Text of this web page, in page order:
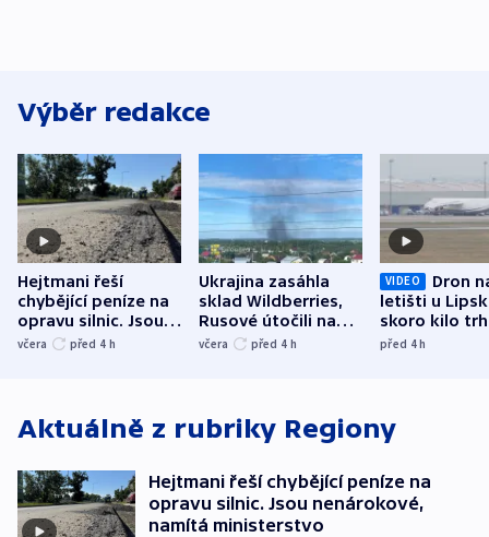
Výběr redakce
Hejtmani řeší
chybějící peníze na
opravu silnic. Jsou
nenárokové, namítá
včera před 4 h
Ukrajina zasáhla
sklad Wildberries,
Rusové útočili na
trh, hasiče či
včera před 4 h
VIDEO
Dron
letišti u
skoro kilo
indicie
před 4h
Aktuálně z rubriky Regiony
Hejtmani řeší chybějící peníze na
opravu silnic. Jsou nenárokové,
namítá ministerstvo